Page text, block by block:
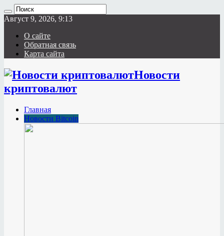
Август 9, 2026, 9:13
О сайте
Обратная связь
Карта сайта
Новости
криптовалют
Главная
Новости Bitcoin